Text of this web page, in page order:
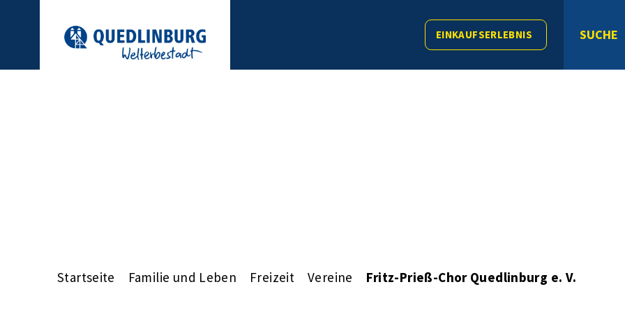
EINKAUFSERLEBNIS SUCHE
Startseite Familie und Leben Freizeit Vereine Fritz-Prieß-Chor Quedlinburg e. V.